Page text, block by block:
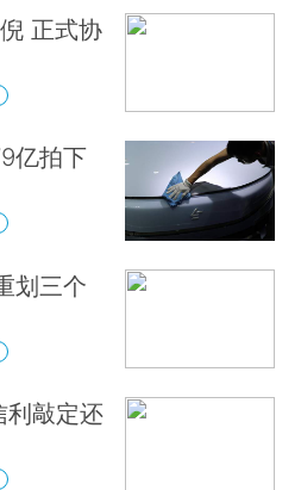
正式协
亿拍下
划三个
利敲定还